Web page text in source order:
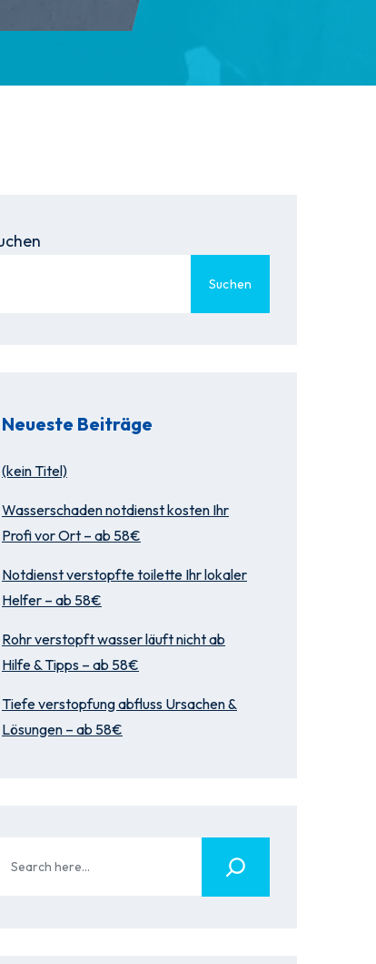
Suchen
Neueste Beiträge
(kein Titel)
Wasserschaden notdienst kosten Ihr
Profi vor Ort – ab 58€
Notdienst verstopfte toilette Ihr lokaler
Helfer – ab 58€
Rohr verstopft wasser läuft nicht ab
Hilfe & Tipps – ab 58€
Tiefe verstopfung abfluss Ursachen &
Lösungen – ab 58€